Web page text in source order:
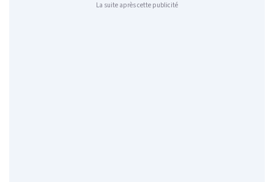
La suite après cette publicité